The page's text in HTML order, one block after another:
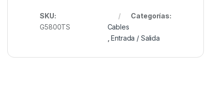
SKU:
G5800TS
Categorías:
Cables
,Entrada / Salida